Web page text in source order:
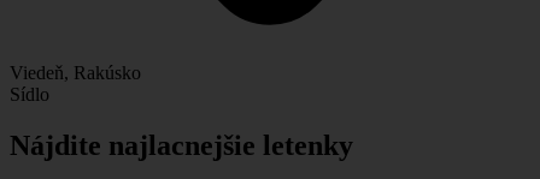
Viedeň, Rakúsko
Sídlo
Nájdite najlacnejšie letenky